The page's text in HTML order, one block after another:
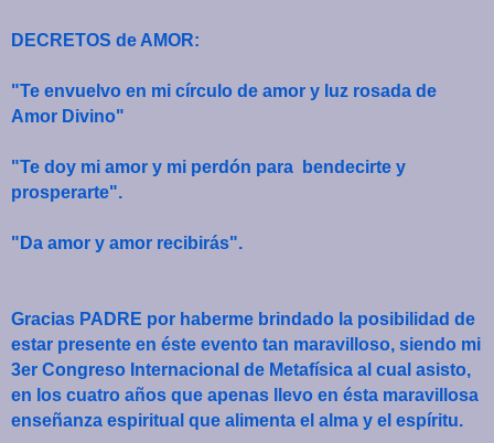
DECRETOS de AMOR:
"Te envuelvo en mi círculo de amor y luz rosada de
Amor Divino"
"Te doy mi amor y mi perdón para
bendecirte y
prosperarte".
"Da amor y amor recibirás".
Gracias PADRE por haberme brindado la posibilidad de
estar presente en éste evento tan maravilloso, siendo mi
3er Congreso Internacional de Metafísica al cual asisto,
en los cuatro años que apenas llevo en ésta maravillosa
enseñanza espiritual que alimenta el alma y el espíritu.